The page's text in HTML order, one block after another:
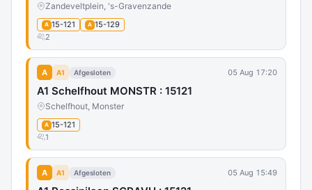
Zandeveltplein, 's-Gravenzande
A 15-121 A 15-129
2
A A1 Afgesloten 05 Aug 17:20
A1 Schelfhout MONSTR : 15121
Schelfhout, Monster
A 15-121
1
A A1 Afgesloten 05 Aug 15:49